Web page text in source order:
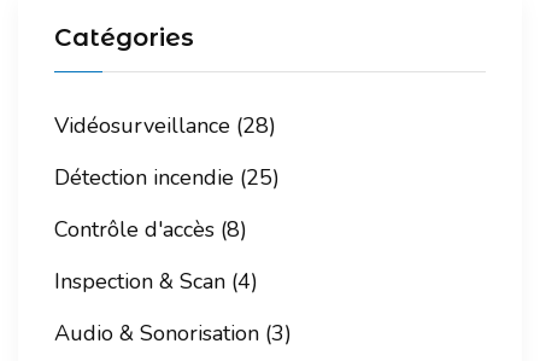
Catégories
Vidéosurveillance (28)
Détection incendie (25)
Contrôle d'accès (8)
Inspection & Scan (4)
Audio & Sonorisation (3)